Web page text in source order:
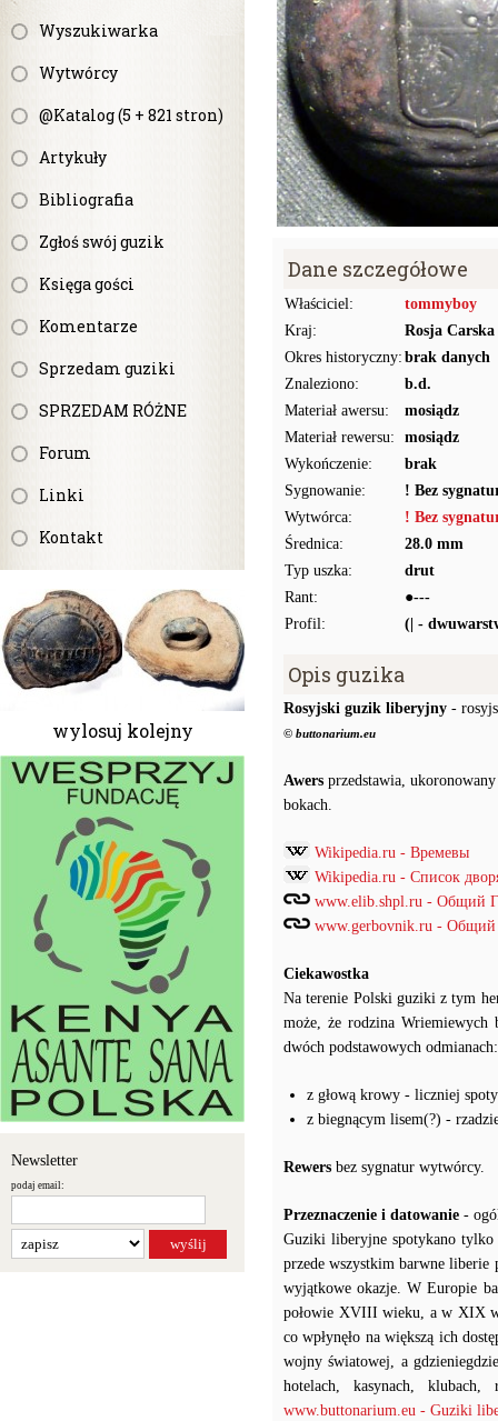
Wyszukiwarka
Wytwórcy
@Katalog (5 + 821 stron)
Artykuły
Bibliografia
Zgłoś swój guzik
Księga gości
Komentarze
Sprzedam guziki
SPRZEDAM RÓŻNE
Forum
Linki
Kontakt
wylosuj kolejny
Newsletter
podaj email:
Dane szczegółowe
Właściciel:
tommyboy
Kraj:
Rosja Carska
Okres historyczny: brak danych
Znaleziono:
b.d.
Materiał awersu:
mosiądz
Materiał rewersu:
mosiądz
Wykończenie:
brak
Sygnowanie:
! Bez
Wytwórca:
! Bez
Średnica:
28.0 mm
Typ uszka:
drut
Rant:
●---
Profil:
(| -
Opis guzika
Rosyjski guzik liberyjny -
© buttonarium.eu
Awers przedstawia,
bokach.
Wikipedia.ru - Времевы
Wikipedia.ru - Список
www.elib.shpl.ru - Общий
www.gerbovnik.ru - Общий
Ciekawostka
Na terenie Polski guziki z tym
może, że rodzina Wriemiewych
dwóch podstawowych odmianach:
z głową krowy - liczniej
z biegnącym lisem(?) -
Rewers bez sygnatur wytwórcy.
Przeznaczenie i datowanie -
Guziki liberyjne spotykano
przede wszystkim barwne liberie
wyjątkowe okazje. W Europie
połowie XVIII wieku, a w XIX
co wpłynęło na większą ich
wojny światowej, a
hotelach, kasynach,
www.buttonarium.eu - Guziki